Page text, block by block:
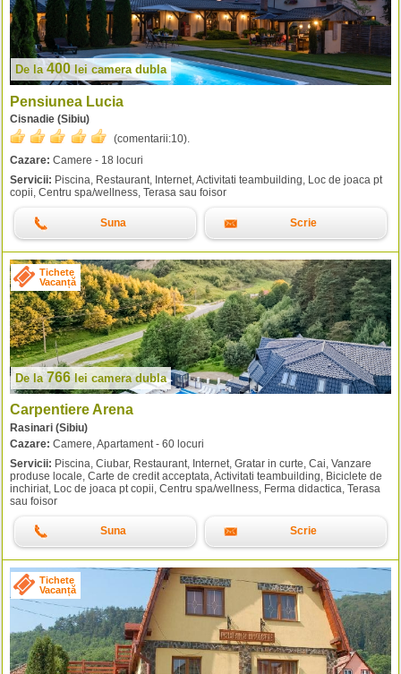
De la400 lei camera dubla
Pensiunea Lucia
Cisnadie (Sibiu)
(comentarii:10).
Cazare: Camere - 18 locuri
Servicii: Piscina, Restaurant, Internet, Activitati teambuilding, Loc de joaca pt
copii, Centru spa/wellness, Terasa sau foisor
Suna Scrie
Tichete
Vacanță
De la766 lei camera dubla
Carpentiere Arena
Rasinari (Sibiu)
Cazare: Camere, Apartament - 60 locuri
Servicii: Piscina, Ciubar, Restaurant, Internet, Gratar in curte, Cai, Vanzare
produse locale, Carte de credit acceptata, Activitati teambuilding, Biciclete de
inchiriat, Loc de joaca pt copii, Centru spa/wellness, Ferma didactica, Terasa
sau foisor
Suna Scrie
Tichete
Vacanță